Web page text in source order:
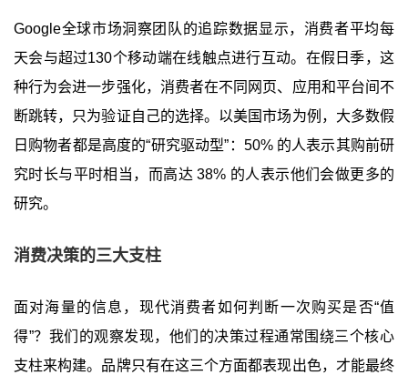
Google全球市场洞察团队的追踪数据显示，消费者平均每
天会与超过130个移动端在线触点进行互动。在假日季，这
种行为会进一步强化，消费者在不同网页、应用和平台间不
断跳转，只为验证自己的选择。以美国市场为例，大多数假
日购物者都是高度的“研究驱动型”：50% 的人表示其购前研
究时长与平时相当，而高达 38% 的人表示他们会做更多的
研究。
消费决策的三大支柱
面对海量的信息，现代消费者如何判断一次购买是否“值
得”？我们的观察发现，他们的决策过程通常围绕三个核心
支柱来构建。品牌只有在这三个方面都表现出色，才能最终